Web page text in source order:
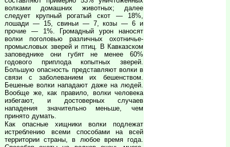
волками домашних животных; далее
следует крупный рогатый скот — 18%,
лошади — 15, свиньи — 7, козы — 6 и
прочие — 1%. Громадный урон наносят
волки поголовью различных охотничье-
промысловых зверей и птиц. В Кавказском
заповеднике они губят не менее 60%
годового приплода копытных зверей.
Большую опасность представляют волки в
связи с заболеванием их бешенством.
Бешеные волки нападают даже на людей.
Вообще же, как правило, волки человека
избегают, и достоверных случаев
нападения значительно меньше, чем
принято думать.
Как опасные хищники волки подлежат
истреблению всеми способами на всей
территории страны, в любое время года.